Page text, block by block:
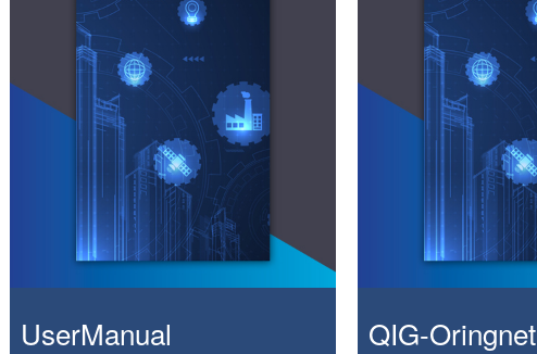
UserManual QIG-Oringnet